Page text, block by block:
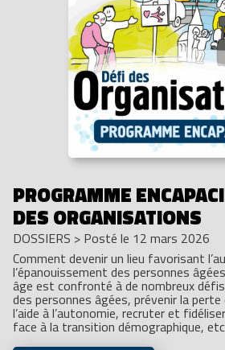
PROGRAMME
DES ORGANISATIONS
DOSSIERS > Posté le 12 mars 2026
Comment devenir un lieu favorisant
l’épanouissement des personnes
âge est confronté à de nombreux
des personnes âgées, prévenir la
l’aide à l’autonomie, recruter et
face à la transition démographique,